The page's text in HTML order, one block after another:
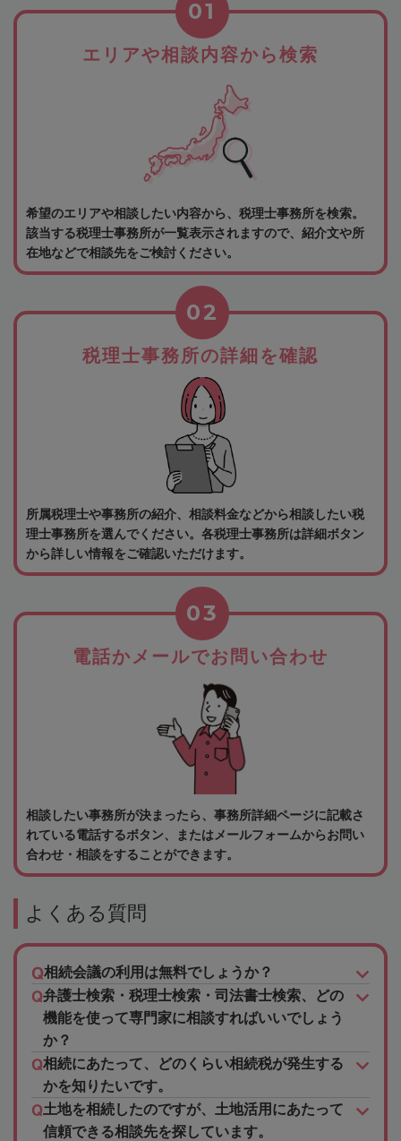
エリアや相談内容から検索
01
希望のエリアや相談したい内容から、税理士事務所を検索。
該当する税理士事務所が一覧表示されますので、紹介文や所
在地などで相談先をご検討ください。
税理士事務所の詳細を確認
02
所属税理士や事務所の紹介、相談料金などから相談したい税
理士事務所を選んでください。各税理士事務所は詳細ボタン
から詳しい情報をご確認いただけます。
電話かメールでお問い合わせ
03
相談したい事務所が決まったら、事務所詳細ページに記載さ
れている電話するボタン、またはメールフォームからお問い
合わせ・相談をすることができます。
よくある質問
相続会議の利用は無料でしょうか？
弁護士検索・税理士検索・司法書士検索、どの
機能を使って専門家に相談すればいいでしょう
か？
相続にあたって、どのくらい相続税が発生する
かを知りたいです。
土地を相続したのですが、土地活用にあたって
信頼できる相談先を探しています。